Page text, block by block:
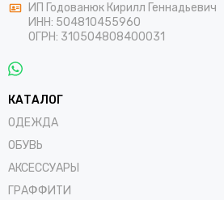
ИП Годованюк Кирилл Геннадьевич
ИНН: 504810455960
ОГРН: 310504808400031
КАТАЛОГ
ОДЕЖДА
ОБУВЬ
АКСЕССУАРЫ
ГРАФФИТИ